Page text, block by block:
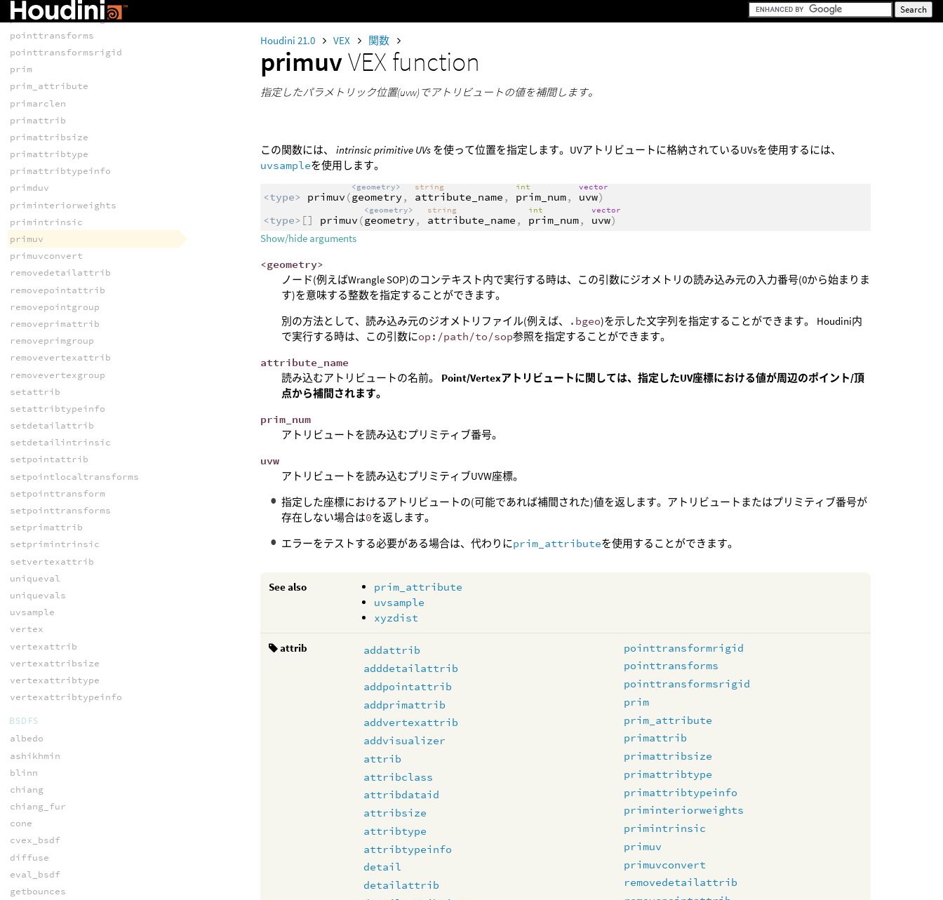
Houdini 21.0 VEX 関数
primuvVEX function
指定したパラメトリック位置(uvw)でアトリビュートの値を補間します。
この関数には、intrinsic primitive UVs を使って位置を指定します。UVアトリビュートに格納されているUVsを使用するには、
uvsampleを使用します。
<type> primuv (
<geometry>
geometry ,
string
attribute_name ,
int
prim_num,
vector
uvw)
<type> [] primuv (
<geometry>
geometry ,
string
attribute_name ,
int
prim_num,
vector
uvw)
Show/hide arguments
<geometry>
ノード(例えばWrangle SOP)のコンテキスト内で実行する時は、この引数にジオメトリの読み込み元の入力番号(0から始まりま
す)を意味する整数を指定することができます。
別の方法として、読み込み元のジオメトリファイル(例えば、
.bgeo)を示した文字列を指定することができます。 Houdini内
で実行する時は、この引数にop:/path/to/sop参照を指定することができます。
attribute_name
読み込むアトリビュートの名前。 Point/Vertexアトリビュートに関しては、指定したUV座標における値が周辺のポイント/頂
点から補間されます。
prim_num
アトリビュートを読み込むプリミティブ番号。
uvw
アトリビュートを読み込むプリミティブUVW座標。
指定した座標におけるアトリビュートの(可能であれば補間された)値を返します。アトリビュートまたはプリミティブ番号が
存在しない場合は0を返します。
エラーをテストする必要がある場合は、代わりにprim_attributeを使用することができます。
See also
prim_attribute
uvsample
xyzdist
attrib
addattrib
adddetailattrib
addpointattrib
addprimattrib
addvertexattrib
addvisualizer
attrib
attribclass
attribdataid
attribsize
attribtype
attribtypeinfo
detail
detailattrib
pointtransformrigid
pointtransforms
pointtransformsrigid
prim
prim_attribute
primattrib
primattribsize
primattribtype
primattribtypeinfo
priminteriorweights
primintrinsic
primuv
primuvconvert
removedetailattrib
pointtransformrigid
pointtransforms
pointtransformsrigid
prim
prim_attribute
primarclen
primattrib
primattribsize
primattribtype
primattribtypeinfo
primduv
priminteriorweights
primintrinsic
primuv
primuvconvert
removedetailattrib
removepointattrib
removepointgroup
removeprimattrib
removeprimgroup
removevertexattrib
removevertexgroup
setattrib
setattribtypeinfo
setdetailattrib
setdetailintrinsic
setpointattrib
setpointlocaltransforms
setpointtransform
setpointtransforms
setprimattrib
setprimintrinsic
setvertexattrib
uniqueval
uniquevals
uvsample
vertex
vertexattrib
vertexattribsize
vertexattribtype
vertexattribtypeinfo
BSDFS
albedo
ashikhmin
blinn
chiang
chiang_fur
cone
cvex_bsdf
diffuse
eval_bsdf
getbounces